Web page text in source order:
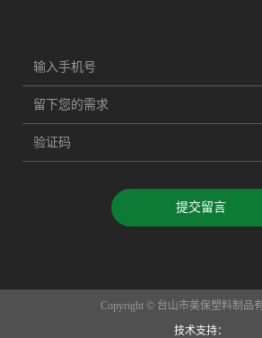
提交留言
Copyright © 台山市美保塑料制品
技术支持：